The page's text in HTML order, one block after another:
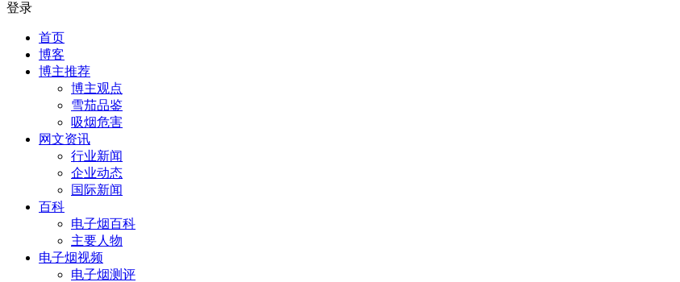
登录
首页
博客
博主推荐
博主观点
雪茄品鉴
吸烟危害
网文资讯
行业新闻
企业动态
国际新闻
百科
电子烟百科
主要人物
电子烟视频
电子烟测评